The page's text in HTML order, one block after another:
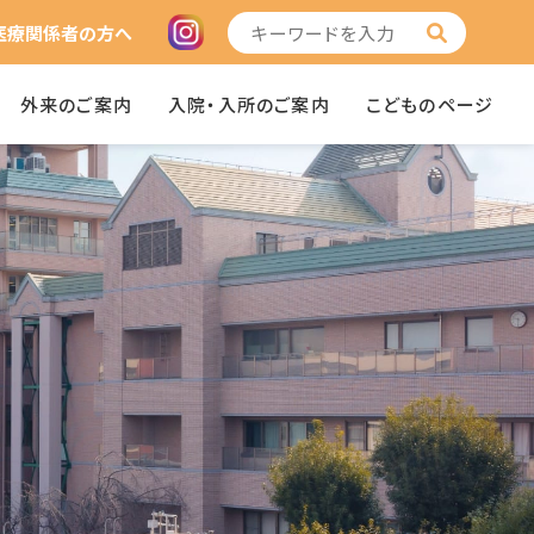
療関係者の方へ
外来のご案内 入院・入所のご案内 こどものページ